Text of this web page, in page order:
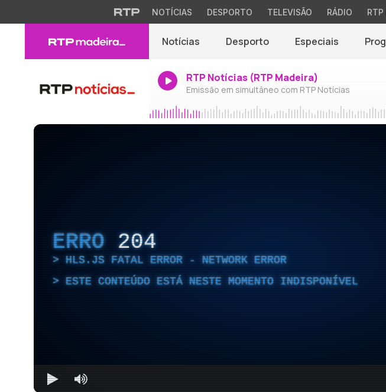
NOTÍCIAS DESPORTO TELEVISÃO RÁDIO RTP
Notícias Desporto Especiais
RTP Notícias (RTP Madeira)
Emissão em simultâneo com RTP Notícias
ERRO 204
HLS.JS FATAL ERROR - NETWORK ERROR
ESTE CONTEÚDO ESTÁ NESTE MOMENTO INDISPONÍVEL